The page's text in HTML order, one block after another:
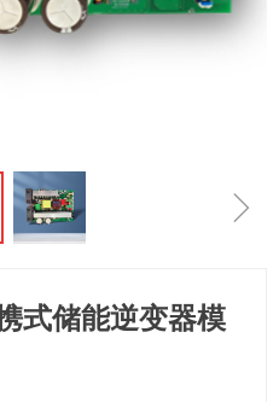
ꁇ
式储能逆变器模